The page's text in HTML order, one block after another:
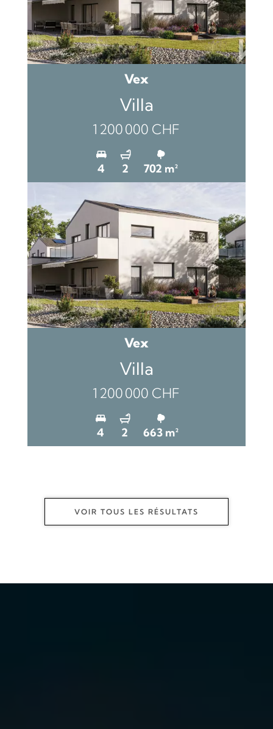
Vex
Villa
1 200 000 CHF
4 2 702 m²
Vex
Villa
1 200 000 CHF
4 2 663 m²
VOIR TOUS LES RÉSULTATS